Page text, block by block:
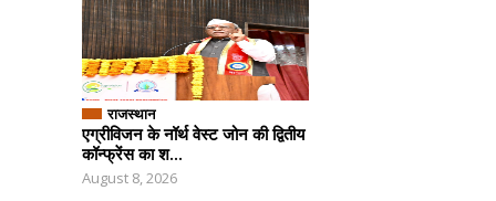
राजस्थान
एग्रीविजन के नॉर्थ वेस्ट जोन की द्वितीय
कॉन्फ्रेंस का श...
August 8, 2026